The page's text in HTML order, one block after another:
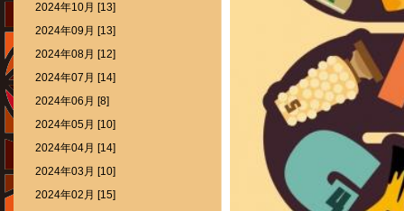
2024年10月 [13]
2024年09月 [13]
2024年08月 [12]
2024年07月 [14]
2024年06月 [8]
2024年05月 [10]
2024年04月 [14]
2024年03月 [10]
2024年02月 [15]